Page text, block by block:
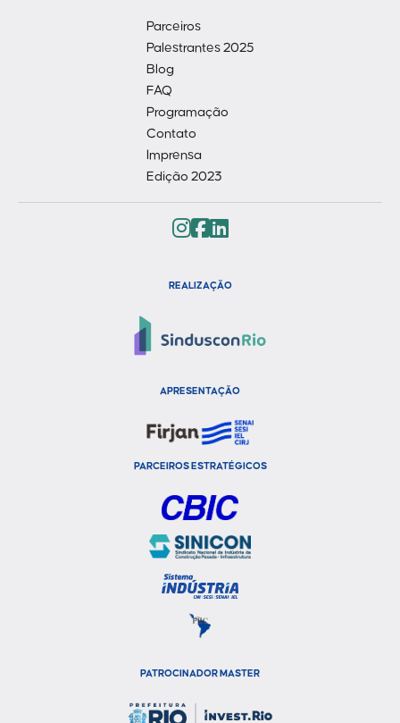
Parceiros
Palestrantes 2025
Blog
FAQ
Programação
Contato
Imprensa
Edição 2023
REALIZAÇÃO
APRESENTAÇÃO
PARCEIROS ESTRATÉGICOS
PATROCINADOR MASTER